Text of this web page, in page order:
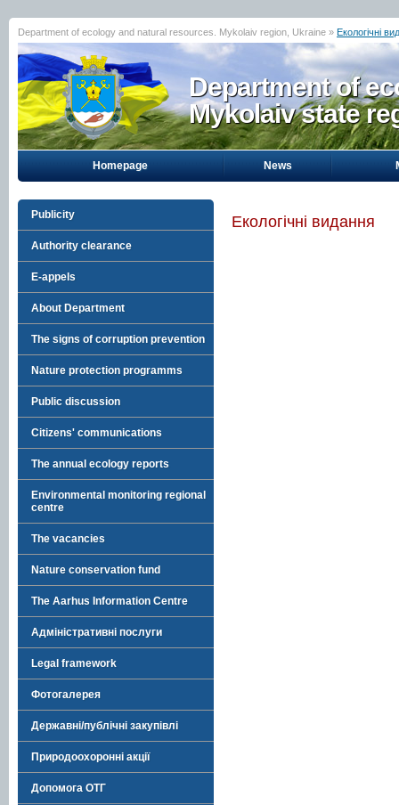
Department of ecology and natural resources. Mykolaiv region, Ukraine » Екологічні
Department of
Mykolaiv state
Homepage News
Publicity
Authority clearance
E-appels
About Department
The signs of corruption prevention
Nature protection programms
Public discussion
Citizens' communications
The annual ecology reports
Environmental monitoring regional
centre
The vacancies
Nature conservation fund
The Aarhus Information Centre
Адміністративні послуги
Legal framework
Фотогалерея
Державні/публічні закупівлі
Природоохоронні акції
Допомога ОТГ
Екологічні видання